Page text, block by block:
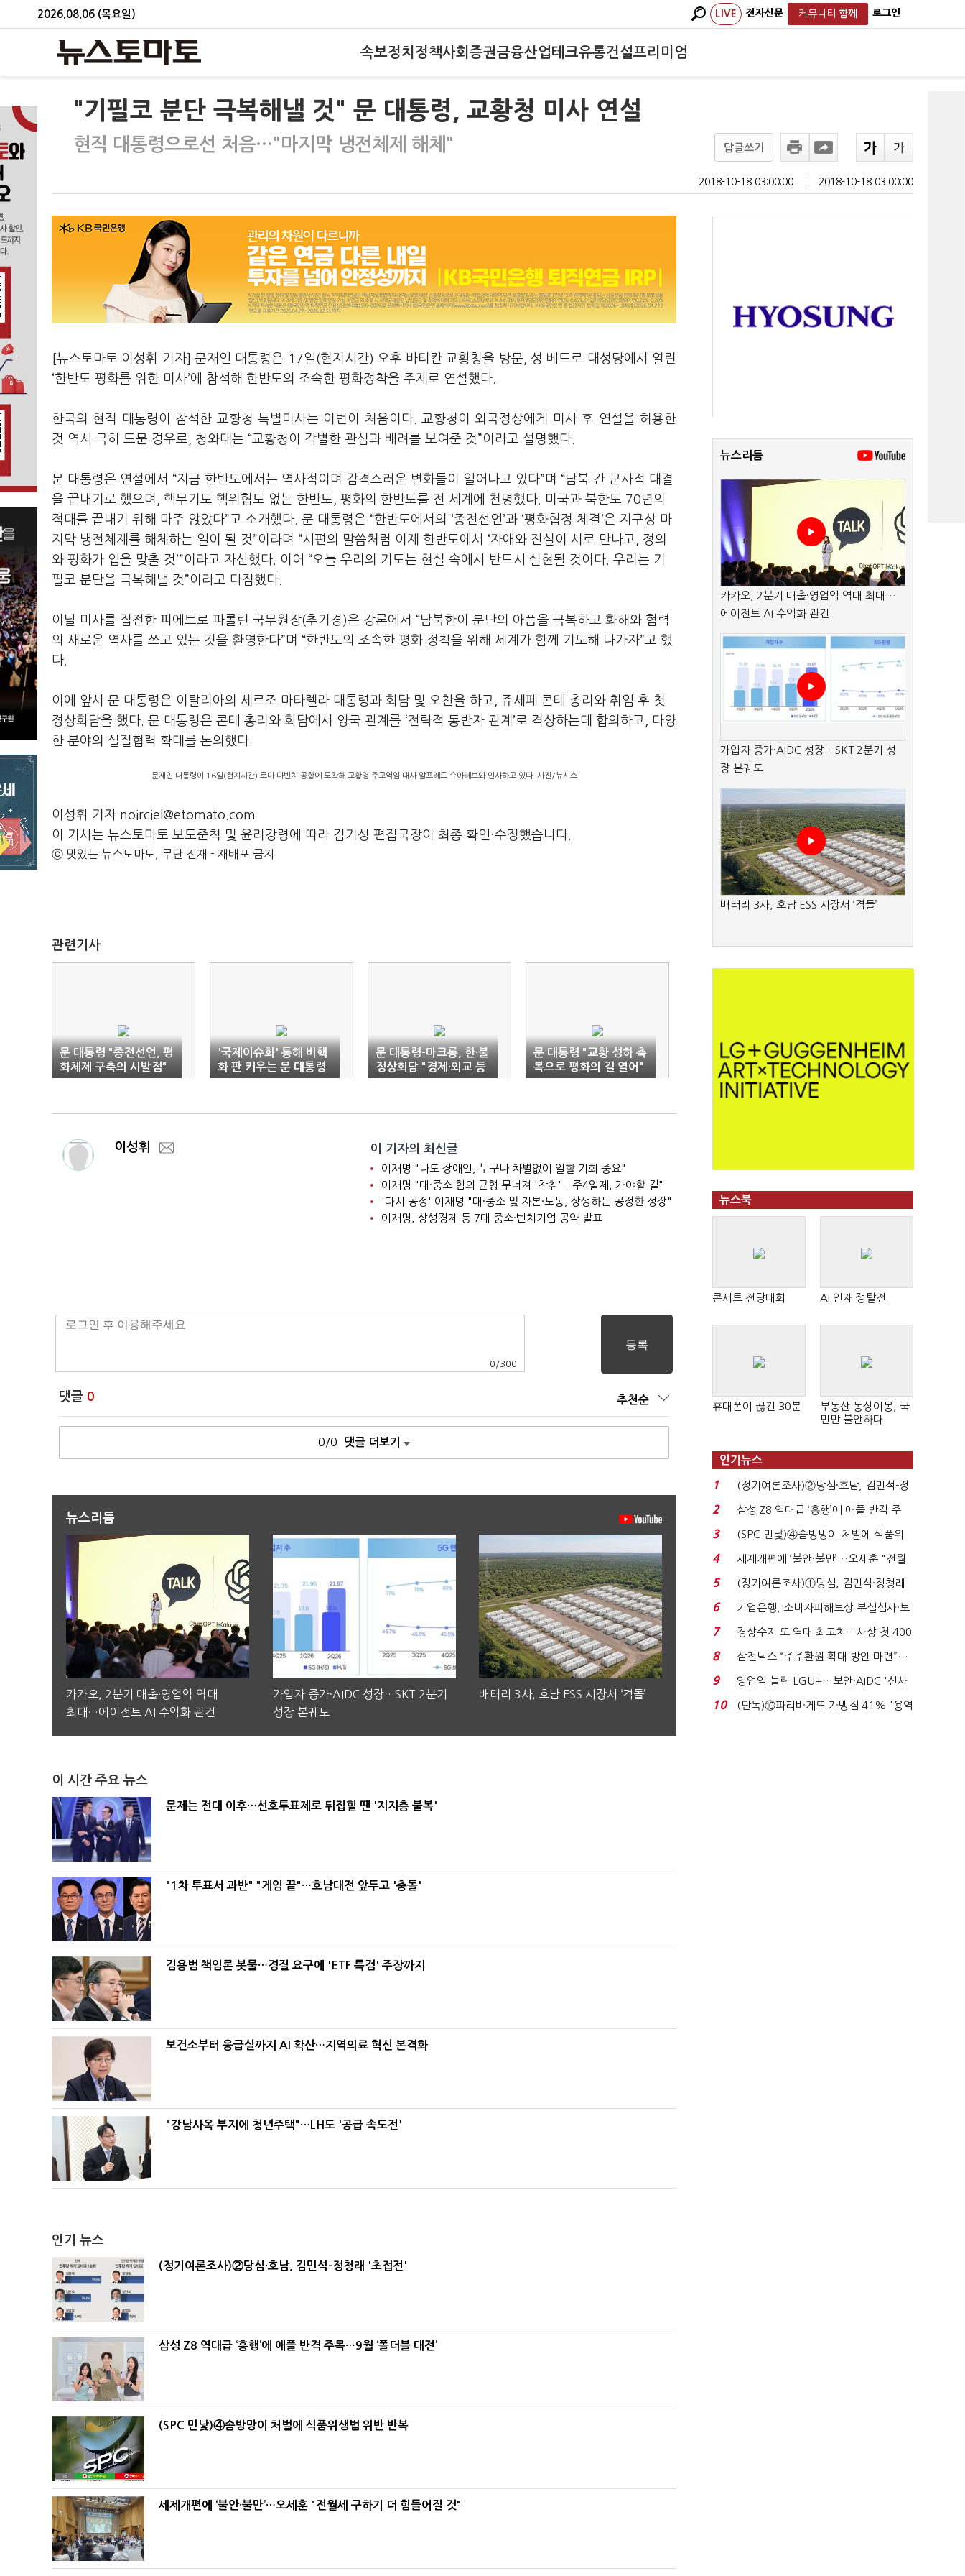
2026.08.06 (목요일) LIVE 전자신문 커뮤니티 함께 로그인
속보정치 정책사회 증권금융산업테크유통건설프리미엄
"기필코 분단 극복해낼 것" 문 대통령, 교황청 미사 연설
현직 대통령으로선 처음…"마지막 냉전체제 해체" 답글쓰기
2018-10-18 03:00:00 2018-10-18 03:00:00
[뉴스토마토 이성휘 기자] 문재인 대통령은 17일(현지시간) 오후 바티칸 교황청을 방문, 성 베드로 대성당에서 열린
‘한반도 평화를 위한 미사’에 참석해 한반도의 조속한 평화정착을 주제로 연설했다.
한국의 현직 대통령이 참석한 교황청 특별미사는 이번이 처음이다. 교황청이 외국정상에게 미사 후 연설을 허용한
것 역시 극히 드문 경우로, 청와대는 “교황청이 각별한 관심과 배려를 보여준 것”이라고 설명했다.
문 대통령은 연설에서 “지금 한반도에서는 역사적이며 감격스러운 변화들이 일어나고 있다”며 “남북 간 군사적 대결
을 끝내기로 했으며, 핵무기도 핵위협도 없는 한반도, 평화의 한반도를 전 세계에 천명했다. 미국과 북한도 70년의
적대를 끝내기 위해 마주 앉았다”고 소개했다. 문 대통령은 “한반도에서의 ‘종전선언’과 ‘평화협정 체결’은 지구상 마
지막 냉전체제를 해체하는 일이 될 것”이라며 “시편의 말씀처럼 이제 한반도에서 ‘자애와 진실이 서로 만나고, 정의
와 평화가 입을 맞출 것’”이라고 자신했다. 이어 “오늘 우리의 기도는 현실 속에서 반드시 실현될 것이다. 우리는 기
필코 분단을 극복해낼 것”이라고 다짐했다.
이날 미사를 집전한 피에트로 파롤린 국무원장(추기경)은 강론에서 “남북한이 분단의 아픔을 극복하고 화해와 협력
의 새로운 역사를 쓰고 있는 것을 환영한다”며 “한반도의 조속한 평화 정착을 위해 세계가 함께 기도해 나가자”고 했
다.
이에 앞서 문 대통령은 이탈리아의 세르조 마타렐라 대통령과 회담 및 오찬을 하고, 쥬세페 콘테 총리와 취임 후 첫
정상회담을 했다. 문 대통령은 콘테 총리와 회담에서 양국 관계를 ‘전략적 동반자 관계’로 격상하는데 합의하고, 다양
한 분야의 실질협력 확대를 논의했다.
문재인 대통령이 16일(현지시간) 로마 다빈치 공항에 도착해 교황청 주교역임 대사 알프레드 슈아레브와 인사하고 있다. 사진/뉴시스
이성휘 기자 noirciel@etomato.com
이 기사는 뉴스토마토 보도준칙 및 윤리강령에 따라 김기성 편집국장이 최종 확인·수정했습니다.
ⓒ 맛있는 뉴스토마토, 무단 전재 - 재배포 금지
관련기사
문 대통령 "종전선언, 평
화체제 구축의 시발점"
'국제이슈화' 통해 비핵
화 판 키우는 문 대통령
문 대통령-마크롱, 한·불
정상회담 "경제·외교 등
전방위 협력 강화"
문 대통령 "교황 성하 축
복으로 평화의 길 열어"
이성휘 이 기자의 최신글
이재명 "나도 장애인, 누구나 차별없이 일할 기회 중요"
이재명 "대·중소 힘의 균형 무너져 '착취'…주4일제, 가야할 길"
'다시 공정' 이재명 "대·중소 및 자본·노동, 상생하는 공정한 성장"
이재명, 상생경제 등 7대 중소·벤처기업 공약 발표
0 /300
댓글 0 추천순
0/0 댓글 더보기
뉴스리듬
카카오, 2분기 매출·영업익 역대
최대…에이전트 AI 수익화 관건
가입자 증가·AIDC 성장…SKT 2분기
성장 본궤도
배터리 3사, 호남 ESS 시장서 ‘격돌’
이 시간 주요 뉴스
문제는 전대 이후…선호투표제로 뒤집힐 땐 '지지층 불복'
"1차 투표서 과반" "게임 끝"…호남대전 앞두고 '충돌'
김용범 책임론 봇물…경질 요구에 'ETF 특검' 주장까지
보건소부터 응급실까지 AI 확산…지역의료 혁신 본격화
"강남사옥 부지에 청년주택"…LH도 '공급 속도전'
인기 뉴스
(정기여론조사)②당심·호남, 김민석-정청래 '초접전'
삼성 Z8 역대급 ‘흥행’에 애플 반격 주목…9월 ‘폴더블 대전’
(SPC 민낯)④솜방망이 처벌에 식품위생법 위반 반복
세제개편에 ‘불안·불만’…오세훈 "전월세 구하기 더 힘들어질 것"
뉴스리듬
카카오, 2분기 매출·영업익 역대 최대…
에이전트 AI 수익화 관건
가입자 증가·AIDC 성장…SKT 2분기 성
장 본궤도
배터리 3사, 호남 ESS 시장서 ‘격돌’
뉴스북
콘서트 전당대회 AI 인재 쟁탈전
휴대폰이 끊긴 30분
부동산 동상이몽, 국
민만 불안하다
인기뉴스
1
(정기여론조사)②당심·호남, 김민석-정
청래 '초접전'...
2
삼성 Z8 역대급 ‘흥행’에 애플 반격 주
목…9월 ‘폴...
3
(SPC 민낯)④솜방망이 처벌에 식품위
생법 위반 반복...
4
세제개편에 ‘불안·불만’…오세훈 "전월
세 구하기 더 ...
5
(정기여론조사)①당심, 김민석·정청래
'초접전'…대통령 ...
6
기업은행, 소비자피해보상 부실심사·보
이스피싱 공시 ...
7
경상수지 또 역대 최고치…사상 첫 400
억달러에 '3% 성...
8
삼전닉스 “주주환원 확대 방안 마련”…
로이터에 성명...
9
영업익 늘린 LGU+…보안·AIDC '신사
업 드라이브'...
10
(단독)⑩파리바게뜨 가맹점 41% '용역